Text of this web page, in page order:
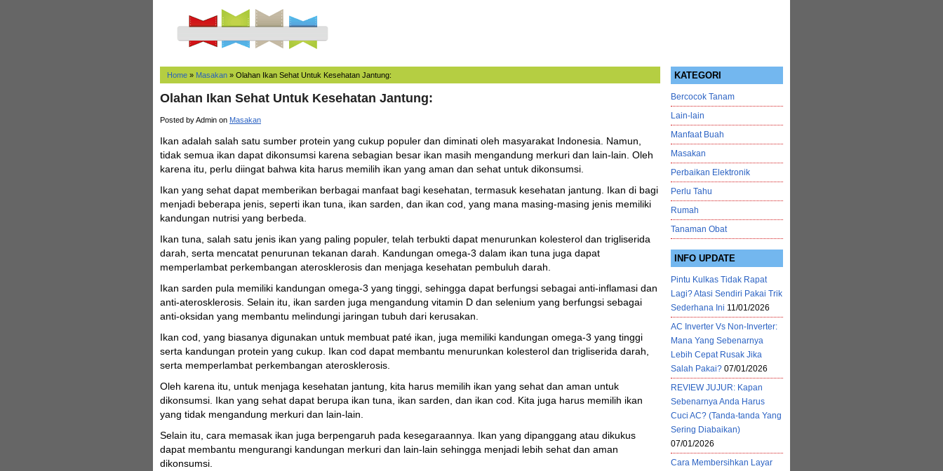
Home » Masakan » Olahan Ikan Sehat Untuk Kesehatan Jantung:
Olahan Ikan Sehat Untuk Kesehatan Jantung:
Posted by Admin on Masakan
Ikan adalah salah satu sumber protein yang cukup populer dan diminati oleh masyarakat Indonesia. Namun,
tidak semua ikan dapat dikonsumsi karena sebagian besar ikan masih mengandung merkuri dan lain-lain. Oleh
karena itu, perlu diingat bahwa kita harus memilih ikan yang aman dan sehat untuk dikonsumsi.
Ikan yang sehat dapat memberikan berbagai manfaat bagi kesehatan, termasuk kesehatan jantung. Ikan di bagi
menjadi beberapa jenis, seperti ikan tuna, ikan sarden, dan ikan cod, yang mana masing-masing jenis memiliki
kandungan nutrisi yang berbeda.
Ikan tuna, salah satu jenis ikan yang paling populer, telah terbukti dapat menurunkan kolesterol dan trigliserida
darah, serta mencatat penurunan tekanan darah. Kandungan omega-3 dalam ikan tuna juga dapat
memperlambat perkembangan aterosklerosis dan menjaga kesehatan pembuluh darah.
Ikan sarden pula memiliki kandungan omega-3 yang tinggi, sehingga dapat berfungsi sebagai anti-inflamasi dan
anti-aterosklerosis. Selain itu, ikan sarden juga mengandung vitamin D dan selenium yang berfungsi sebagai
anti-oksidan yang membantu melindungi jaringan tubuh dari kerusakan.
Ikan cod, yang biasanya digunakan untuk membuat paté ikan, juga memiliki kandungan omega-3 yang tinggi
serta kandungan protein yang cukup. Ikan cod dapat membantu menurunkan kolesterol dan trigliserida darah,
serta memperlambat perkembangan aterosklerosis.
Oleh karena itu, untuk menjaga kesehatan jantung, kita harus memilih ikan yang sehat dan aman untuk
dikonsumsi. Ikan yang sehat dapat berupa ikan tuna, ikan sarden, dan ikan cod. Kita juga harus memilih ikan
yang tidak mengandung merkuri dan lain-lain.
Selain itu, cara memasak ikan juga berpengaruh pada kesegaraannya. Ikan yang dipanggang atau dikukus
dapat membantu mengurangi kandungan merkuri dan lain-lain sehingga menjadi lebih sehat dan aman
dikonsumsi.
KATEGORI
Bercocok Tanam
Lain-lain
Manfaat Buah
Masakan
Perbaikan Elektronik
Perlu Tahu
Rumah
Tanaman Obat
INFO UPDATE
Pintu Kulkas Tidak Rapat
Lagi? Atasi Sendiri Pakai Trik
Sederhana Ini 11/01/2026
AC Inverter Vs Non-Inverter:
Mana Yang Sebenarnya
Lebih Cepat Rusak Jika
Salah Pakai? 07/01/2026
REVIEW JUJUR: Kapan
Sebenarnya Anda Harus
Cuci AC? (Tanda-tanda Yang
Sering Diabaikan)
07/01/2026
Cara Membersihkan Layar